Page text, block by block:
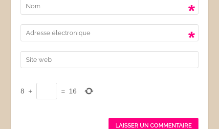
*
*
8 + = 16